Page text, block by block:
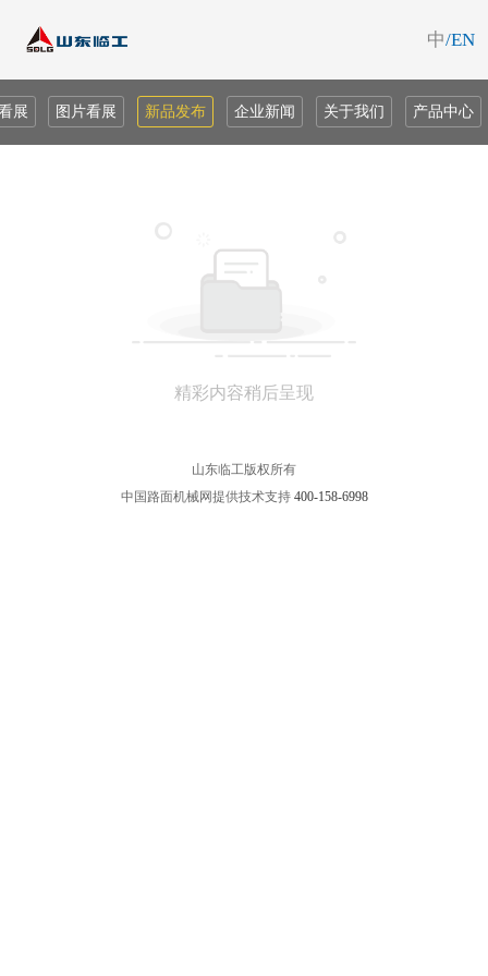
中/EN
展 图片看展 新品发布 企业新闻 关于我们 产品中心
精彩内容稍后呈现
山东临工版权所有
中国路面机械网提供技术支持 400-158-6998